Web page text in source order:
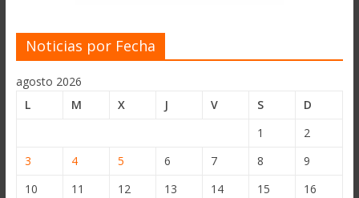
Noticias por Fecha
agosto 2026
L
M X J V S
D
1
2
3
4 5 6 7 8
9
10
11 12 13 14 15
16